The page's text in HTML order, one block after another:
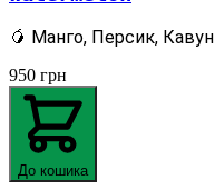
🥭 Манго, Персик, Кавун
950 грн
До кошика